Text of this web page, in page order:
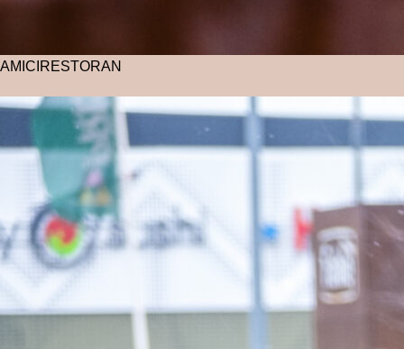
AMICI RESTORAN